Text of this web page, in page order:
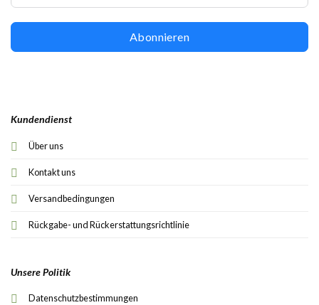
Kundendienst
Über uns
Kontakt uns
Versandbedingungen
Rückgabe- und Rückerstattungsrichtlinie
Unsere Politik
Datenschutzbestimmungen
Abonnieren